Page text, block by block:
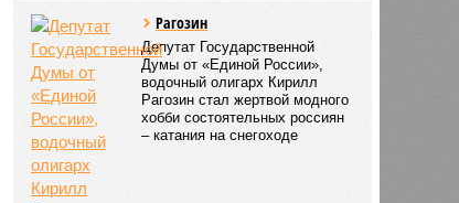
Рагозин
Депутат Государственной
Думы от «Единой России»,
водочный олигарх Кирилл
Рагозин стал жертвой модного
хобби состоятельных россиян
– катания на снегоходе